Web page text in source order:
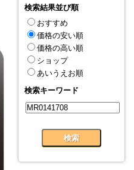
検索結果並び順
おすすめ
価格の安い順
価格の高い順
ショップ
あいうえお順
検索キーワード